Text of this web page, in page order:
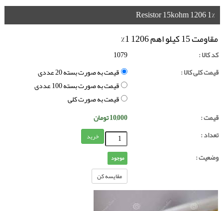
Resistor 15kohm 1206 1%
مقاومت 15 کیلو اهم 1206 1%
کد کالا :
1079
قیمت کلی کالا :
قیمت به صورت بسته 20 عددی
قیمت به صورت بسته 100 عددی
قیمت به صورت کلی
قیمت :
10,000تومان
تعداد :
خرید
وضعیت : موجود
مقایسه کن